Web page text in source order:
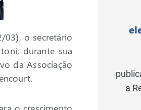
03), o secretário
durante sua
da Associação
a